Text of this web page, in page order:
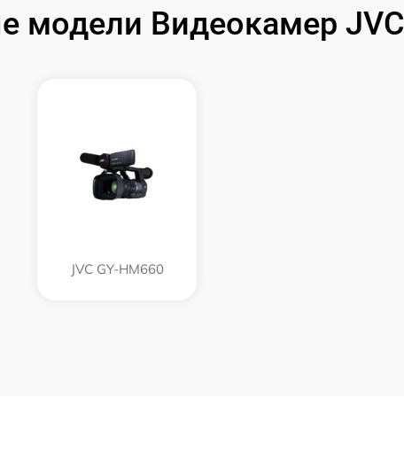
модели Видеокамер JVC
JVC GY-HM660